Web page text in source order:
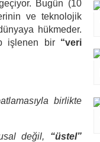
Bugün (10
ve teknolojik
hükmeder.
işlenen bir “veri
birlikte
değil, “üstel”